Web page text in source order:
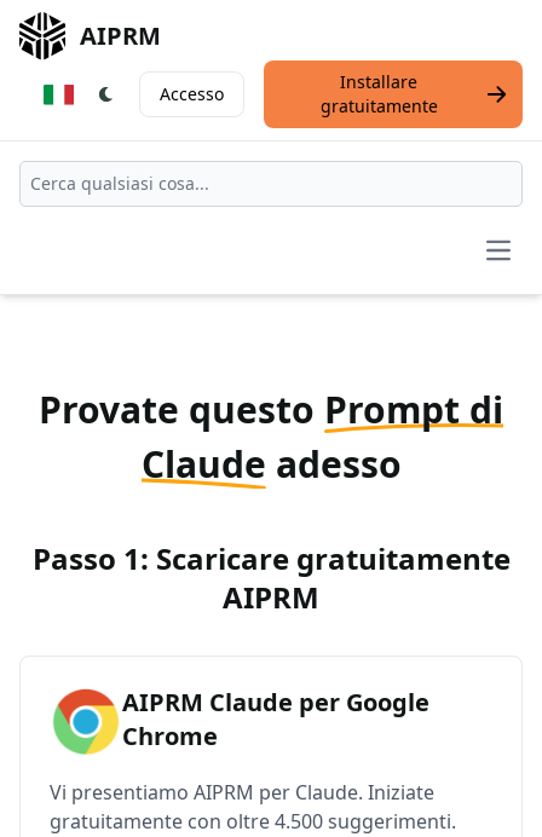
AIPRM
Accesso
Installare
gratuitamente
Provate questo Prompt di
Claude adesso
Passo 1: Scaricare gratuitamente
AIPRM
AIPRM Claude per Google
Chrome
Vi presentiamo AIPRM per Claude. Iniziate
gratuitamente con oltre 4.500 suggerimenti.